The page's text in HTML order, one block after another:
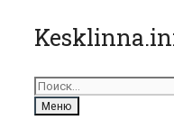
Перейти
к
Поиск
для:
Поиск
Меню